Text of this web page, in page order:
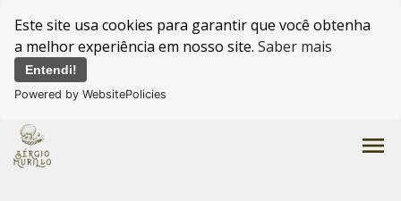
Este site usa cookies para garantir que você obtenha
a melhor experiência em nosso site. Saber mais
Entendi!
Powered by WebsitePolicies
menu